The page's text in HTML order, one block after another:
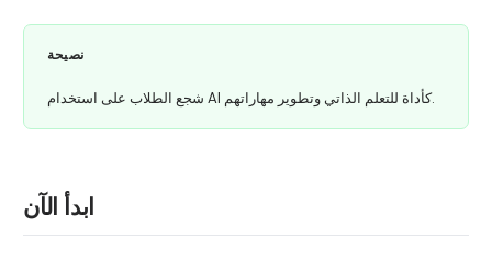
نصيحة
شجع الطلاب على استخدام AI كأداة للتعلم الذاتي وتطوير مهاراتهم.
ابدأ الآن